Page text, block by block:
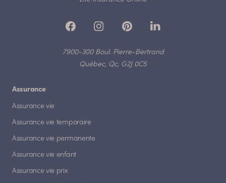
7900-300 Boul. Pierre-Bertrand
Québec, Qc, G2J 0C5
Assurance
Assurance vie
Assurance vie temporaire
Assurance vie permanente
Assurance vie enfant
Assurance vie prix